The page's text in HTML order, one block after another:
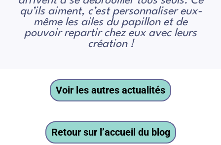
qu’ils aiment, c’est personnaliser eux-
même les ailes du papillon et de
pouvoir repartir chez eux avec leurs
création !
Voir les autres actualités
Retour sur l’accueil du blog